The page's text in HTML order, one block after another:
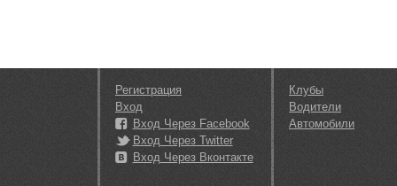
Регистрация
Вход
Вход Через Facebook
Вход Через Twitter
Вход Через Вконтакте
Клубы
Водители
Автомобили